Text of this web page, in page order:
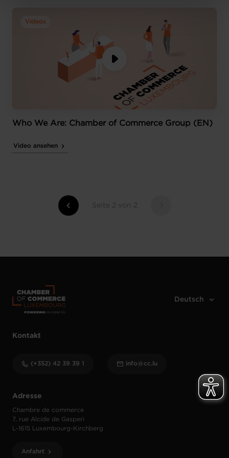
Videos
Who We Are: Chamber of Commerce Group (EN)
Video ansehen
Seite 2 von 2
Adresse
Chambre de commerce
7, rue Alcide de Gasperi
L-1615 Luxembourg-Kirchberg
Anfahrt
Kontakt
(+352) 42 39 39 1 info@cc.lu